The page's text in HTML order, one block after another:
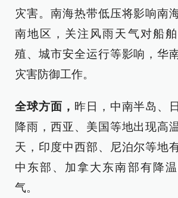
灾害。南海热带低压将影响南
南地区，关注风雨天气对船
殖、城市安全运行等影响，华
灾害防御工作。
全球方面， 昨日，中南半岛、
降雨，西亚、美国等地出现高
天，印度中西部、尼泊尔等地
中东部、加拿大东南部有降
气。